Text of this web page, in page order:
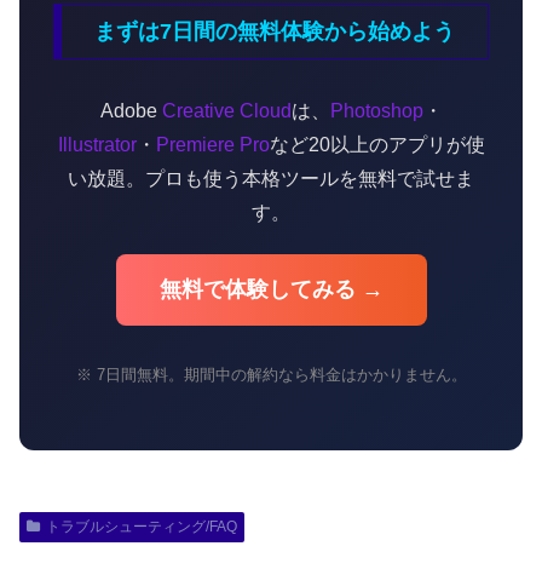
まずは7日間の無料体験から始めよう
Adobe Creative Cloudは、 Photoshop・
Illustrator・ Premiere Proなど20以上のアプリが使
い放題。プロも使う本格ツールを無料で試せま
す。
無料で体験してみる →
※ 7日間無料。期間中の解約なら料金はかかりません。
トラブルシューティング/FAQ